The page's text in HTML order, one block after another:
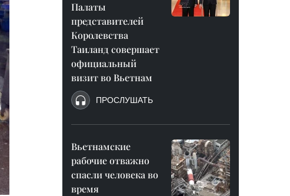
Палаты
представителей
Королевства
Таиланд совершает
официальный
визит во Вьетнам
ПРОСЛУШАТЬ
Вьетнамские
рабочие отважно
спасли человека во
время